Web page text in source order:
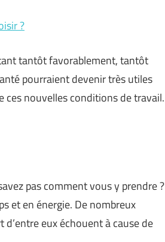
?
tantôt favorablement, tantôt
pourraient devenir très utiles
nouvelles conditions de travail.
pas comment vous y prendre ?
et en énergie. De nombreux
eux échouent à cause de